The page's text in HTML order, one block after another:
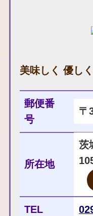
美味しく 優し
郵便番
号
〒
所在地
茨
TEL